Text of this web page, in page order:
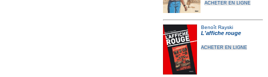
ACHETER EN LIGNE
Benoît Rayski
L'affiche rouge
ACHETER EN LIGNE